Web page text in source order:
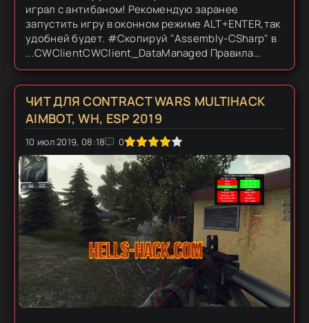
играл с антибаном! Рекомендую заранее
запустить игру в оконном режиме ALT+ENTER,так
удобней будет. #Скопируй "Assembly-CSharp" в
...CWClientCWClient_DataManaged Правила
изменились,новый Аимбот нужно запускать до
запуска игры. Запусти чит, запусти...
ЧИТ ДЛЯ CONTRACT WARS MULTIHACK
AIMBOT, WH, ESP 2019
10 июл 2019, 08:18 0
1 2 3 4 5